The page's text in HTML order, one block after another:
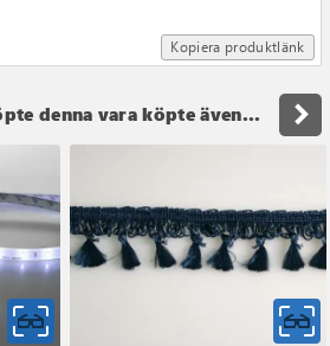
Kopiera produktlänk
denna vara köpte även... navigate_next